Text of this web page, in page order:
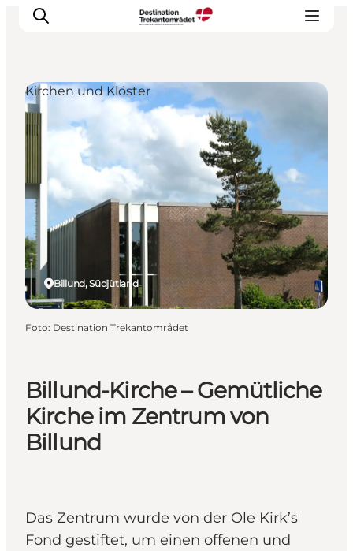
LEGOLAND® Billund Resort
Städte
Erlebnisse
Unterkünfte
Reiseplanung
Tickets
Billund-Kirche – Gemütliche
Kirche im Zentrum von
Billund
Das Zentrum wurde von der Ole Kirk’s
Fond gestiftet, um einen offenen und
Billund, Südjütland
Kirchen und Klöster
Foto: Destination Trekantområdet